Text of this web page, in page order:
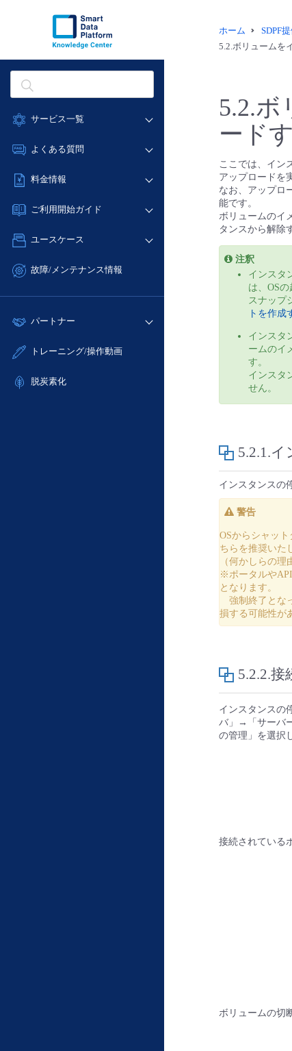
サービス一覧
データ利活用
ネットワーク
IoT
サポート
管理機能
よくある質問
データ利活用
ネットワーク
IoT
サポート
管理機能
すべてのメニューを見る
料金情報
料金シミュレーター
クラウド/サーバー
ネットワーク
サポート
すべてのメニューを見る
ご利用開始ガイド
■ 管理機能
- 初期設定・確認
- ユーザー機能の管理
- APIリファレンス
ユースケース
- バックアップ
- IoT
- ITインフラストラクチャー
故障/メンテナンス情報
サービス稼働状況
故障/メンテナンス履歴
定期メンテナンス
パートナー
販売パートナー向けプログラム
トレーニング/操作動画
脱炭素化
ホーム SDPF
5.2.ボリュームを
5.2.
ード
ここでは、イン
アップロードを
なお、アップロ
能です。
ボリュームのイ
タンスから解除
注釈
インスタ
は、OS
スナップ
トを作成
インスタ
ームのイ
す。
インスタ
せん。
5.2.1.
インスタンスの
警告
OSからシャッ
ちらを推奨いた
（何かしらの
※ポータルや
となります。
強制終了とな
損する可能性が
5.2.2.
インスタンスの
バ」→「サーバ
の管理」を選択
接続されている
ボリュームの切